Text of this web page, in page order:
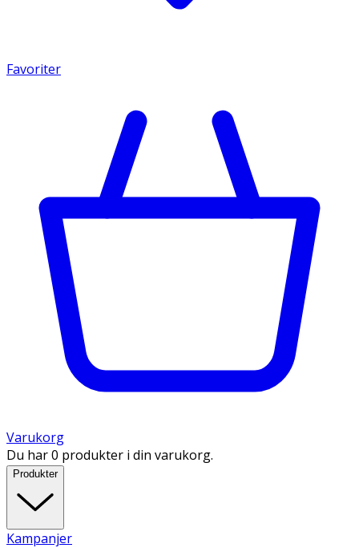
Favoriter
Varukorg
Du har 0 produkter i din varukorg.
Produkter
Kampanjer